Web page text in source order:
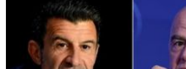
სანთელი,
რომანტიკული
შალვა
21:08 / 06-08-2026